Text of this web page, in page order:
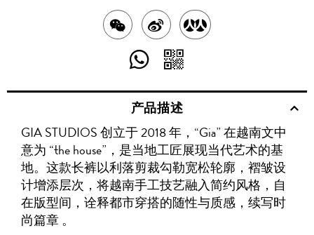
分
享
WECHAT
分
享
WEIBO
分
分
享
至
WHATSAPP
享
维
码
产品描述
GIA STUDIOS 创立于 2018 年，“Gia” 在越南文中
意为 “the house”，是当地工匠展现当代艺术的基
地。这款长裤以利落剪裁勾勒宽松轮廓，褶皱设
计增添层次，将越南手工技艺融入简约风格，自
在版型间，诠释都市穿搭的随性与质感，续写时
尚篇章 。